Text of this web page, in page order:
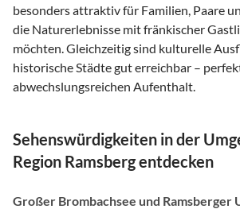
besonders attraktiv für Familien, Paare
die Naturerlebnisse mit fränkischer
möchten. Gleichzeitig sind kulturelle
historische Städte gut erreichbar –
abwechslungsreichen Aufenthalt.
Sehenswürdigkeiten in der
Region Ramsberg entdecken
Großer Brombachsee und Ramsberger